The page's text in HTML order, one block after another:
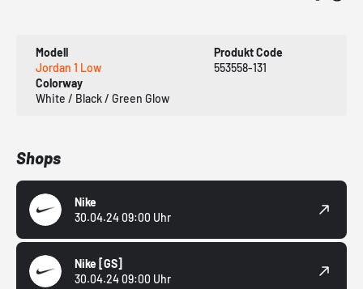
Modell
Jordan 1 Low
Produkt Code
553558-131
Colorway
White / Black / Green Glow
Shops
Nike
30.04.24 09:00 Uhr
Nike [GS]
30.04.24 09:00 Uhr